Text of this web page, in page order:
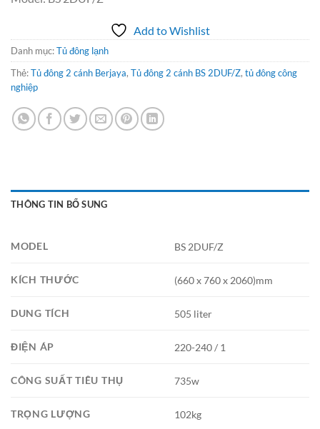
Add to Wishlist
Danh mục:Tủ đông lạnh
Thẻ:Tủ đông 2 cánh Berjaya, Tủ đông 2 cánh BS 2DUF/Z, tủ đông công
nghiệp
THÔNG TIN BỔ SUNG
MODEL BS 2DUF/Z
KÍCH THƯỚC (660 x 760 x 2060)mm
DUNG TÍCH 505 liter
ĐIỆN ÁP 220-240 / 1
CÔNG SUẤT TIÊU THỤ 735w
TRỌNG LƯỢNG 102kg